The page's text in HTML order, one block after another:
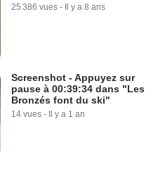
25 386 vues - Il y a 8 ans
Screenshot - Appuyez sur
pause à 00:39:34 dans "Les
Bronzés font du ski"
14 vues - Il y a 1 an